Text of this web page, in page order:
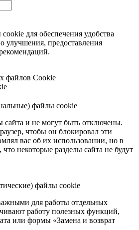
для обеспечения удобства
улучшения, предоставления
файлов Cookie
файлы cookie
сайта и не могут быть отключены.
чтобы он блокировал эти
вас об их использовании, но в
некоторые разделы сайта не будут
файлы cookie
для работы отдельных
работу полезных функций,
или формы «Замена и возврат